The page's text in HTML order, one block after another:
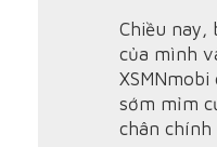
Chiều nay,
của mình
sớm mỉm
chân chính